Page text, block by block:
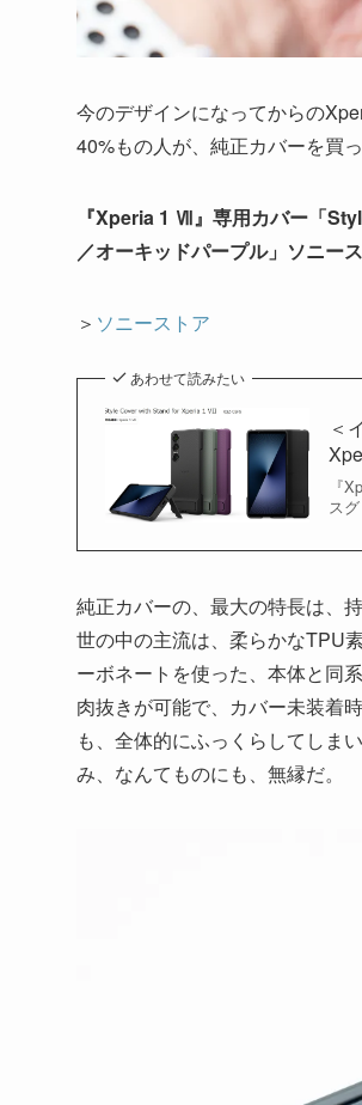
今のデザインになってからの
40%もの人が、純正カバーを買
『Xperia 1 Ⅶ』専用カバー「
／オーキッドパープル」ソニー
＞ ソニーストア
あわせて読みたい
＜
『
ス
純正カバーの、最大の特長は、
世の中の主流は、柔らかなTPU
ーボネートを使った、本体と同
肉抜きが可能で、カバー未装着
も、全体的にふっくらしてしま
み、なんてものにも、無縁だ。